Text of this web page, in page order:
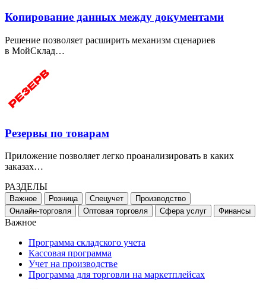
Копирование данных между документами
Решение позволяет расширить механизм сценариев
в МойСклад…
Резервы по товарам
Приложение позволяет легко проанализировать в каких
заказах…
РАЗДЕЛЫ
Важное Розница Спецучет
Производство
Онлайн-торговля
Оптовая торговля Сфера услуг Финансы
Важное
Программа складского учета
Кассовая программа
Учет на производстве
Программа для торговли на маркетплейсах